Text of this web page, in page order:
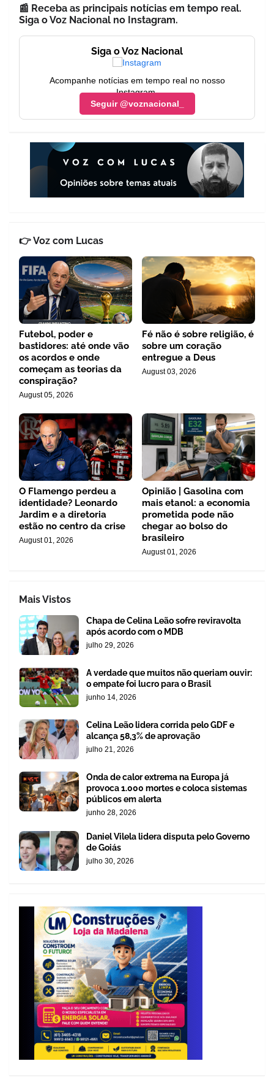
📰 Receba as principais notícias em tempo real.
Siga o Voz Nacional no Instagram.
Siga o Voz Nacional
Acompanhe notícias em tempo real no nosso
Instagram.
Seguir @voznacional_
👉 Voz com Lucas
Futebol, poder e
bastidores: até onde vão
os acordos e onde
começam as teorias da
conspiração?
August 05, 2026
Fé não é sobre religião, é
sobre um coração
entregue a Deus
August 03, 2026
O Flamengo perdeu a
identidade? Leonardo
Jardim e a diretoria
estão no centro da crise
August 01, 2026
Opinião | Gasolina com
mais etanol: a economia
prometida pode não
chegar ao bolso do
brasileiro
August 01, 2026
Mais Vistos
Chapa de Celina Leão sofre reviravolta
após acordo com o MDB
julho 29, 2026
A verdade que muitos não queriam ouvir:
o empate foi lucro para o Brasil
junho 14, 2026
Celina Leão lidera corrida pelo GDF e
alcança 58,3% de aprovação
julho 21, 2026
Onda de calor extrema na Europa já
provoca 1.000 mortes e coloca sistemas
públicos em alerta
junho 28, 2026
Daniel Vilela lidera disputa pelo Governo
de Goiás
julho 30, 2026